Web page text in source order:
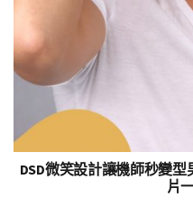
DSD微笑設計讓機師秒變
片